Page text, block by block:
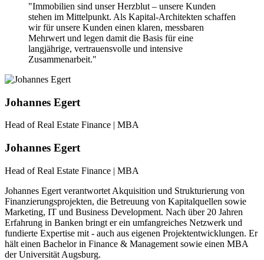
"Immobilien sind unser Herzblut – unsere Kunden
stehen im Mittelpunkt. Als Kapital-Architekten schaffen
wir für unsere Kunden einen klaren, messbaren
Mehrwert und legen damit die Basis für eine
langjährige, vertrauensvolle und intensive
Zusammenarbeit."
Johannes Egert
Head of Real Estate Finance | MBA
Johannes Egert
Head of Real Estate Finance | MBA
Johannes Egert verantwortet Akquisition und Strukturierung von
Finanzierungsprojekten, die Betreuung von Kapitalquellen sowie
Marketing, IT und Business Development. Nach über 20 Jahren
Erfahrung in Banken bringt er ein umfangreiches Netzwerk und
fundierte Expertise mit - auch aus eigenen Projektentwicklungen. Er
hält einen Bachelor in Finance & Management sowie einen MBA
der Universität Augsburg.